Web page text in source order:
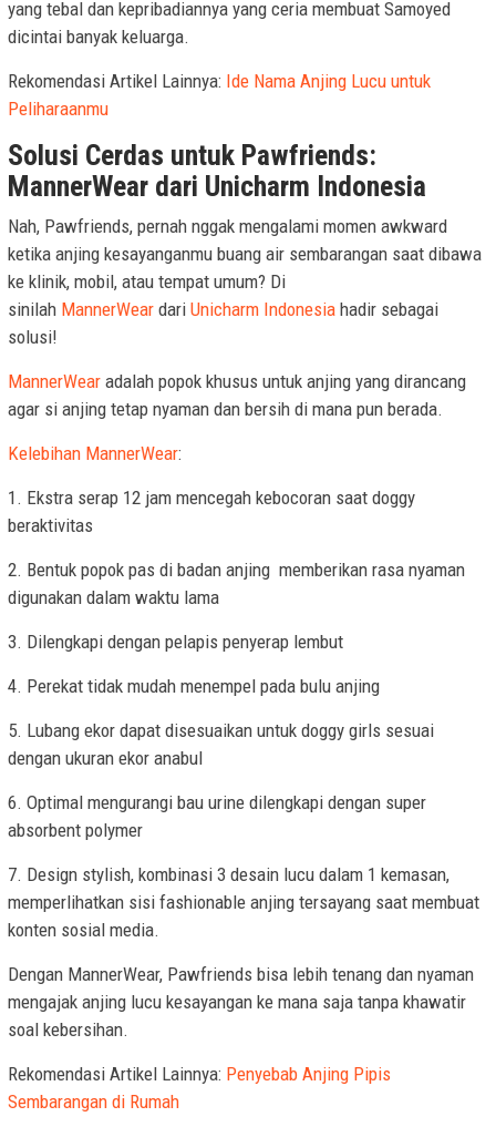
yang tebal dan kepribadiannya yang ceria membuat Samoyed
dicintai banyak keluarga.
Rekomendasi Artikel Lainnya: Ide Nama Anjing Lucu untuk
Peliharaanmu
Solusi Cerdas untuk Pawfriends:
MannerWear dari Unicharm Indonesia
Nah, Pawfriends, pernah nggak mengalami momen awkward
ketika anjing kesayanganmu buang air sembarangan saat dibawa
ke klinik, mobil, atau tempat umum? Di
sinilah MannerWear dari Unicharm Indonesia hadir sebagai
solusi!
MannerWear adalah popok khusus untuk anjing yang dirancang
agar si anjing tetap nyaman dan bersih di mana pun berada.
Kelebihan MannerWear:
1. Ekstra serap 12 jam mencegah kebocoran saat doggy
beraktivitas
2. Bentuk popok pas di badan anjing memberikan rasa nyaman
digunakan dalam waktu lama
3. Dilengkapi dengan pelapis penyerap lembut
4. Perekat tidak mudah menempel pada bulu anjing
5. Lubang ekor dapat disesuaikan untuk doggy girls sesuai
dengan ukuran ekor anabul
6. Optimal mengurangi bau urine dilengkapi dengan super
absorbent polymer
7. Design stylish, kombinasi 3 desain lucu dalam 1 kemasan,
memperlihatkan sisi fashionable anjing tersayang saat membuat
konten sosial media.
Dengan MannerWear, Pawfriends bisa lebih tenang dan nyaman
mengajak anjing lucu kesayangan ke mana saja tanpa khawatir
soal kebersihan.
Rekomendasi Artikel Lainnya: Penyebab Anjing Pipis
Sembarangan di Rumah